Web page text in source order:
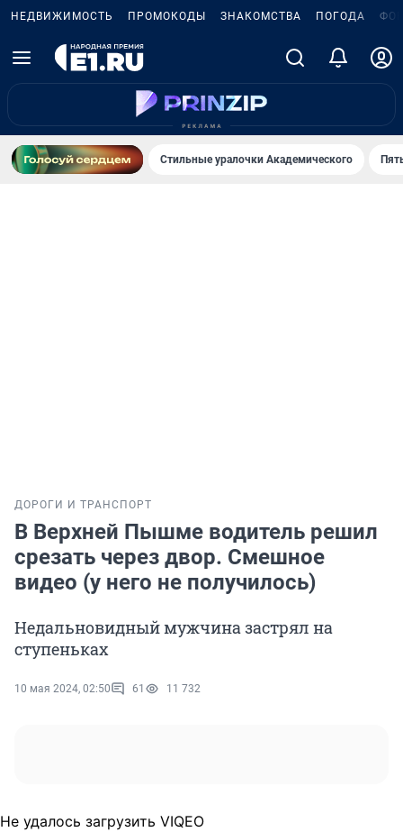
НЕДВИЖИМОСТЬ ПРОМОКОДЫ ЗНАКОМСТВА ПОГОДА
Стильные уралочки Академического
ДОРОГИ И ТРАНСПОРТ
В Верхней Пышме водитель решил
срезать через двор. Смешное
видео (у него не получилось)
Недальновидный мужчина застрял на
ступеньках
10 мая 2024, 02:50 61 11 732
Не удалось загрузить VIQEO